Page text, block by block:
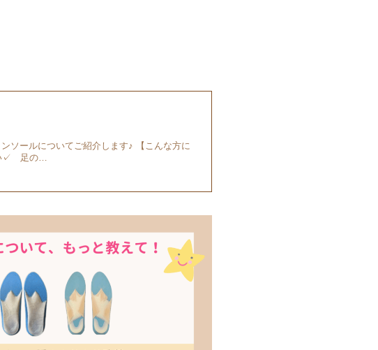
ソールについてご紹介します♪ 【こんな方に
い✓ 足の…